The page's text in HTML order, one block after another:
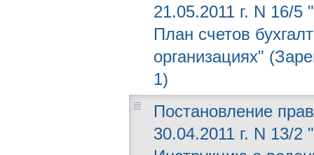
21.05.2011 г. N 16/
План счетов
организациях"
1)
Постановление
30.04.2011 г. N 13/